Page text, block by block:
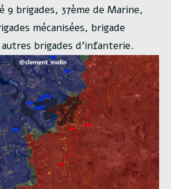
9 brigades, 37ème de Marine,
mécanisées, brigade
brigades d’infanterie.